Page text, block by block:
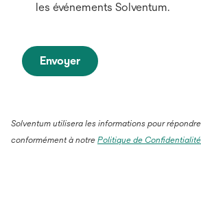
les événements Solventum.
Envoyer
Solventum utilisera les informations pour
conformément à notre Politique de Confidentialité